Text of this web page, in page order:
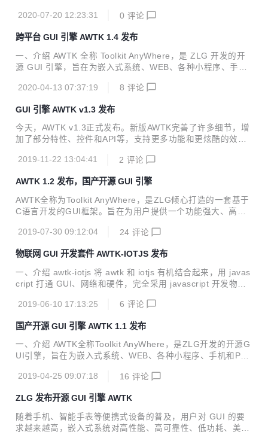
面添加续期功能等。 AWTK Designer是专门用来制作AWTK
成复杂的界面设计，而且可以随时预览效果图。通过AWTK D
esigner即可完成UI界面元素的布局、设置控件属性、给控件
添加动画效果和设置样式等。 得益于AWTK强大的功能和跨平
天，我们迎来了Designer 0.1.6的发布。在这个...
2020-07-20 12:23:31 0 评论
跨平台 GUI 引擎 AWTK 1.4 发布
一、介绍 AWTK 全称 Toolkit AnyWhere，是 ZLG 开发的开
源 GUI 引擎，旨在为嵌入式系统、WEB、各种小程序、手机
效可靠、简单易用、可轻松做出炫酷效果的 GUI 引擎。 欢迎
个方面： Toolkit AnyWhere。 ZLG 物联网操作系统 AWorks
OS 内置 GUI。 AWTK 源码仓库： 主源码仓库：https://githu
b.com/zlgopen/awtk 镜像源码仓库：https://gitee.com/zlgop
2020-04-13 07:37:19 8 评论
GUI 引擎 AWTK v1.3 发布
今天，AWTK v1.3正式发布。新版AWTK完善了许多细节，增
加了部分特性、控件和API等，支持更多功能和更炫酷的效
发生态建设，实现共赢！ “2019年最受欢迎中国开源软件评
net/p/awtk AWTK 全称 Toolkit AnyWhere，是 ZLG 开发的开
源 GUI 引擎，旨在为嵌入式系统、WEB、各种小程序、手机
和 PC 打造的通用 GUI 引擎，为用户提供一个功能强大、高
广大开...
2019-11-22 13:04:41 2 评论
AWTK 1.2 发布，国产开源 GUI 引擎
AWTK全称为Toolkit AnyWhere，是ZLG倾心打造的一套基于
C语言开发的GUI框架。旨在为用户提供一个功能强大、高效
平台同步开发，一次编程，终生使用。 AWTK当前升级到了v
性、控件以及API等，让AWTK支持更多的功能和更炫酷的效
果。 1.2版本更新的内容 细节完善 输入法候选字支持滚动； s
lider支持上下左右键； guage pointer支持锚点； slide view i
ndicator作为独立控件； 完善idl gen工具； 完善doc gen工
具； ...
2019-07-30 09:12:04 24 评论
物联网 GUI 开发套件 AWTK-IOTJS 发布
一、介绍 awtk-iotjs 将 awtk 和 iotjs 有机结合起来，用 javas
cript 打通 GUI、网络和硬件，完全采用 javascript 开发物联
开发平台。它为 javascript 应用程序提供了访问硬件、网络、
码体积还是内存需求，iotjs 都要小很多，是用 javascript 开发
iot 设备应用程序的首选。 关于 AWTK AWTK 全称 Toolkit An
yWhere，是 ZLG 开发的开源 GUI 引擎，旨在为...
2019-06-10 17:13:25 6 评论
国产开源 GUI 引擎 AWTK 1.1 发布
一、介绍 AWTK全称Toolkit AnyWhere，是ZLG开发的开源G
UI引擎，旨在为嵌入式系统、WEB、各种小程序、手机和PC
简单易用、可轻松做出炫酷效果的GUI引擎。 AWTK寓意有两
置GUI。 AWTK源码仓库： 主源码仓库：https://github.com/
zlgopen/awtk 镜像源码仓库：https://gitee.com/zlgopen/awt
k 运行效果截图： 二、最终目标： 支持开发嵌入式应用程
2019-04-25 09:07:18 16 评论
ZLG 发布开源 GUI 引擎 AWTK
随着手机、智能手表等便携式设备的普及，用户对 GUI 的要
求越来越高，嵌入式系统对高性能、高可靠性、低功耗、美观